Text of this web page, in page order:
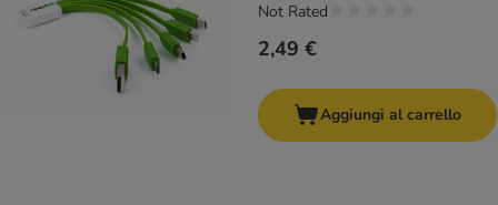
2,49 €
Not Rated
Aggiungi al carrello